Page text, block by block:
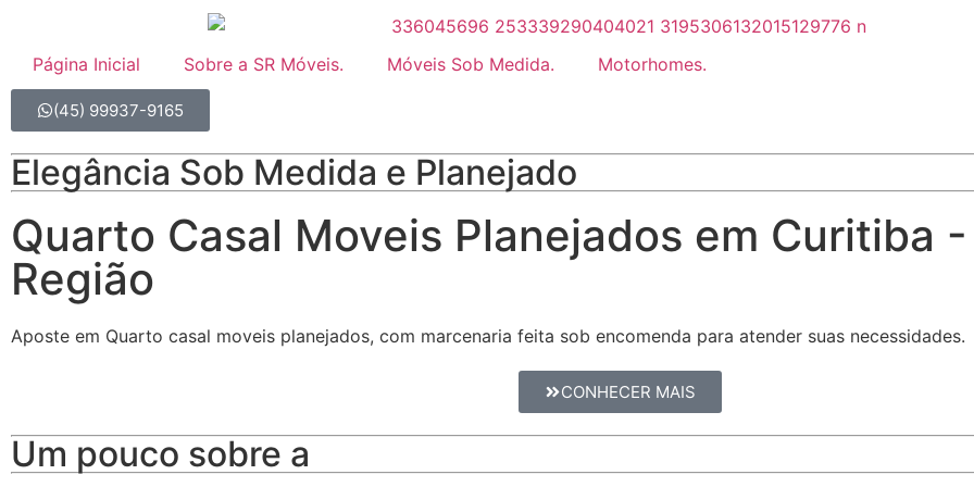
Página Inicial Sobre a SR Móveis. Móveis Sob Medida. Motorhomes.
(45) 99937-9165
Elegância Sob Medida e Planejado
Quarto Casal Moveis Planejados em Curitiba -
Região
Aposte em Quarto casal moveis planejados, com marcenaria feita sob encomenda para atender suas necessidades.
CONHECER MAIS
Um pouco sobre a